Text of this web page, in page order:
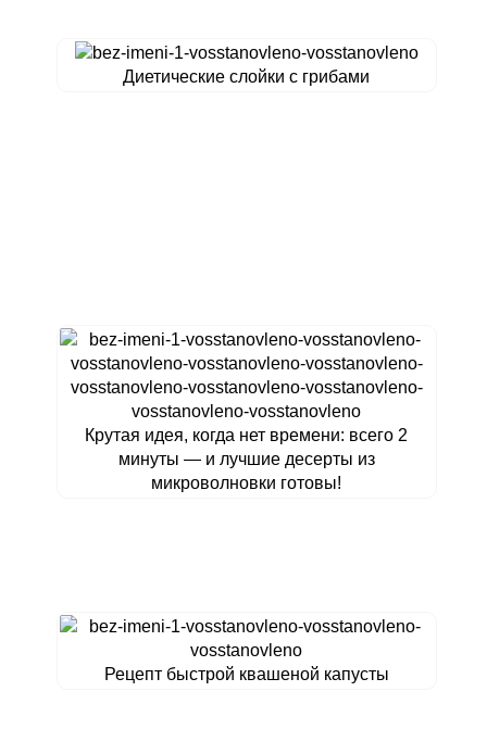
Диетические слойки с грибами
Крутая идея, когда нет времени: всего 2
минуты — и лучшие десерты из
микроволновки готовы!
Рецепт быстрой квашеной капусты